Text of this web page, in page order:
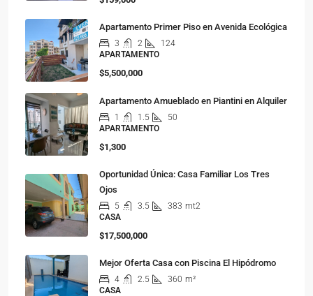
Apartamento Primer Piso en Avenida Ecológica
3 2
124
APARTAMENTO
$5,500,000
Apartamento Amueblado en Piantini en Alquiler
1 1.5
50
APARTAMENTO
$1,300
Oportunidad Única: Casa Familiar Los Tres
Ojos
5 3.5 383 mt2
CASA
$17,500,000
Mejor Oferta Casa con Piscina El Hipódromo
4 2.5 360 m²
CASA